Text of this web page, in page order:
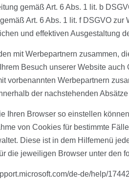
gemäß Art. 6 Abs. 1 lit. b
Art. 6 Abs. 1 lit. f DSGVO
und effektiven Ausgestaltung
mit Werbepartnern zusammen,
Besuch unserer Website
vorbenannten Werbepartnern
der nachstehenden
Ihren Browser so einstellen
von Cookies für bestimmte
Diese ist in dem Hilfemenü
die jeweiligen Browser unter den
de-de/help/